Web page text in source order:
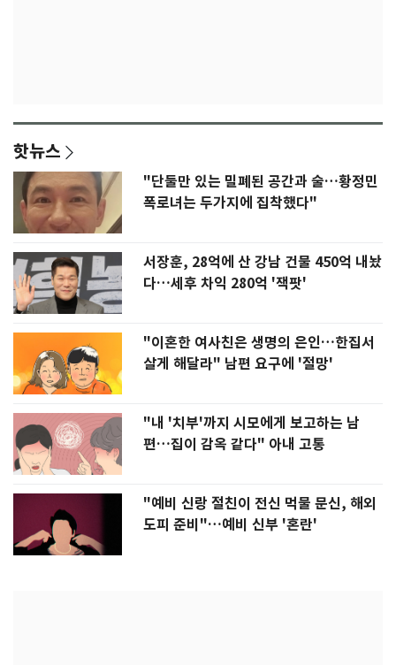
핫뉴스
"단둘만 있는 밀폐된 공간과 술…황정민
폭로녀는 두가지에 집착했다"
서장훈, 28억에 산 강남 건물 450억 내놨
다…세후 차익 280억 '잭팟'
"이혼한 여사친은 생명의 은인…한집서
살게 해달라" 남편 요구에 '절망'
"내 '치부'까지 시모에게 보고하는 남
편…집이 감옥 같다" 아내 고통
"예비 신랑 절친이 전신 먹물 문신, 해외
도피 준비"…예비 신부 '혼란'